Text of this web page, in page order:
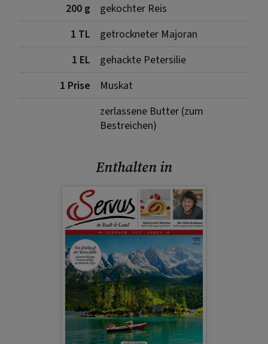
200 g
gekochter Reis
1 TL
getrockneter Majoran
1 EL
gehackte Petersilie
1 Prise
Muskat
zerlassene Butter (zum
Bestreichen)
Enthalten in